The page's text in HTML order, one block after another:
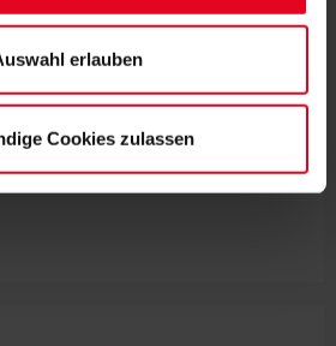
und unseremImpressum."
erlauben
Cookies zulassen
SC Sand (ab 19.15 Uhr/live auf
Sport). Das Saisonfinale ist für den
sind noch sechs Spieltage zu
ist das Viertelfinale für den 2./3.
für den 10./11. Juni, das Endspiel